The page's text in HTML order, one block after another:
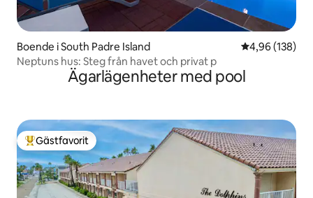
Boende i South Padre Island 4,96 av 5 i
4,96 (138)
Neptuns hus: Steg från havet och privat p
Ägarlägenheter med pool
Populär gästfavorit
Gästfavorit